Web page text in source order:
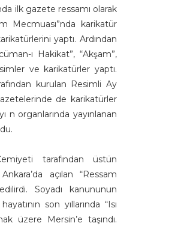
ilk gazete ressamı olarak
Mecmuası”nda karikatür
yaptı. Ardından
ı Hakikat”, “Akşam”,
ve karikatürler yaptı.
kurulan Resimli Ay
de karikatürler
n organlarında yayınlanan
tarafından üstün
açılan “Ressam
Soyadı kanununun
son yıllarında “Isı
üzere Mersin’e taşındı.